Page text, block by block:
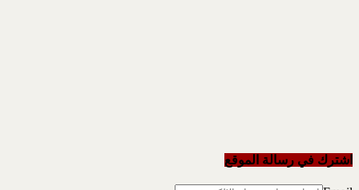
اشترك في رسالة الموقع